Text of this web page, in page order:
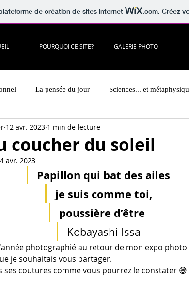
de création de sites internet .com. Créez
POURQUOI CE SITE? GALERIE PHOTO
La pensée du jour Sciences... et
En musique!
des rubriques
coucher du soleil
12 avr. 2023 1 min de lecture
avr. 2023
Papillon qui bat des ailes
je suis comme toi,
poussière d’être
Kobayashi Issa
photographié au retour de mon expo photo
je souhaitais vous partager.
ses coutures comme vous pourrez le constater 😅